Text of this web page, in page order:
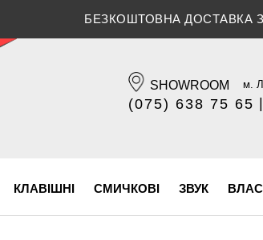
БЕЗКОШТОВНА ДОСТАВКА
SHOWROOM м.
(075) 638 75 65
КЛАВІШНІ СМИЧКОВІ ЗВУК